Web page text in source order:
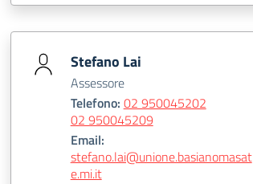
Stefano Lai
Assessore
Telefono: 02 950045202
02 950045209
Email:
stefano.lai@unione.basianomasat
e.mi.it